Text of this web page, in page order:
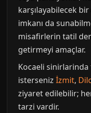
karşılayabilecek bir
imkanı da
misafirlerin tatil
getirmeyi amaçlar.
Kocaeli
isterseniz İzmit,
ziyaret edilebilir;
tarzi vardir.